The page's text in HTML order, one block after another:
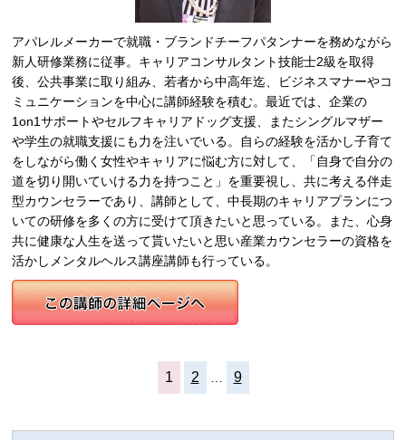
アパレルメーカーで就職・ブランドチーフパタンナーを務めながら
新人研修業務に従事。キャリアコンサルタント技能士2級を取得
後、公共事業に取り組み、若者から中高年迄、ビジネスマナーやコ
ミュニケーションを中心に講師経験を積む。最近では、企業の
1on1サポートやセルフキャリアドッグ支援、またシングルマザー
や学生の就職支援にも力を注いでいる。自らの経験を活かし子育て
をしながら働く女性やキャリアに悩む方に対して、「自身で自分の
道を切り開いていける力を持つこと」を重要視し、共に考える伴走
型カウンセラーであり、講師として、中長期のキャリアプランにつ
いての研修を多くの方に受けて頂きたいと思っている。また、心身
共に健康な人生を送って貰いたいと思い産業カウンセラーの資格を
活かしメンタルヘルス講座講師も行っている。
1 2 9